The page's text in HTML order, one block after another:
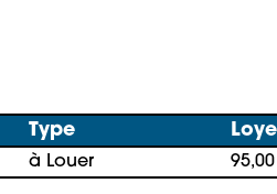
Type
à Louer 95,00